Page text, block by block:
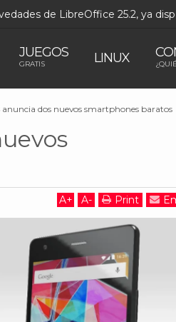
de LibreOffice 25.2, ya
JUEGOS
GRATIS LINUX
anuncia dos nuevos smartphones baratos
A+ A- Print